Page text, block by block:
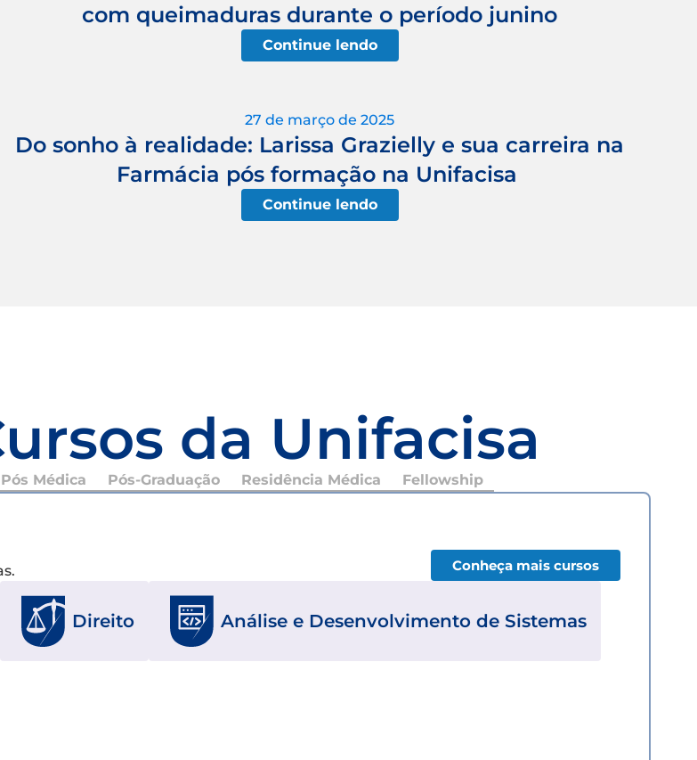
com queimaduras durante o período junino
Continue lendo
27 de março de 2025
Do sonho à realidade: Larissa Grazielly e sua carreira na
Farmácia pós formação na Unifacisa
Continue lendo
da Unifacisa
Pós Médica Pós-Graduação Residência Médica Fellowship
Conheça mais cursos
Direito Análise e Desenvolvimento de Sistemas